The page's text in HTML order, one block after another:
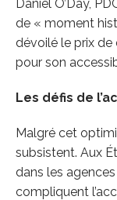
Daniel O’Day,
de « moment
dévoilé le prix
pour son
Les défis de
Malgré cet
subsistent. Aux
dans les
compliquent